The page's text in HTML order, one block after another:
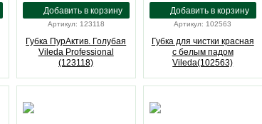
Артикул: 123118
Губка ПурАктив. Голубая
Vileda Professional
(123118)
Артикул: 102563
Губка для чистки красная
с белым падом
Vileda(102563)